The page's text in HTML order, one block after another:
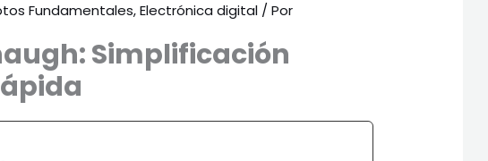
Fundamentales,Electrónica digital / Por
Simplificación